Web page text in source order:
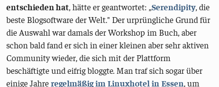
entschieden hat, hätte er geantwortet: „Serendipity, die
beste Blogsoftware der Welt." Der urprüngliche Grund für
die Auswahl war damals der Workshop im Buch, aber
schon bald fand er sich in einer kleinen aber sehr aktiven
Community wieder, die sich mit der Plattform
beschäftigte und eifrig bloggte. Man traf sich sogar über
einige Jahreregelmäßigim Linuxhotel in Essen, um